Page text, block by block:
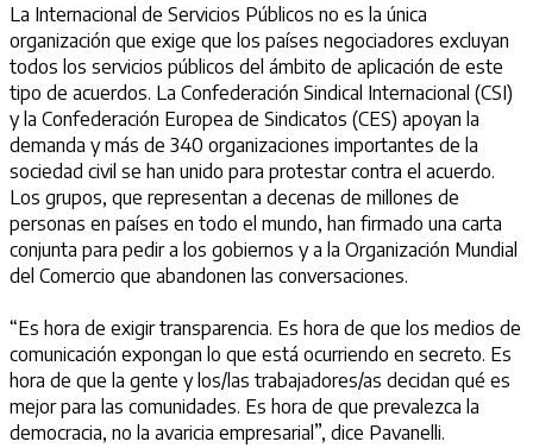
La Internacional de Servicios Públicos no es la única
organización que exige que los países negociadores excluyan
todos los servicios públicos del ámbito de aplicación de este
tipo de acuerdos. La Confederación Sindical Internacional (CSI)
y la Confederación Europea de Sindicatos (CES) apoyan la
demanda y más de 340 organizaciones importantes de la
sociedad civil se han unido para protestar contra el acuerdo.
Los grupos, que representan a decenas de millones de
personas en países en todo el mundo, han firmado una carta
conjunta para pedir a los gobiernos y a la Organización Mundial
del Comercio que abandonen las conversaciones.
“Es hora de exigir transparencia. Es hora de que los medios de
comunicación expongan lo que está ocurriendo en secreto. Es
hora de que la gente y los/las trabajadores/as decidan qué es
mejor para las comunidades. Es hora de que prevalezca la
democracia, no la avaricia empresarial”, dice Pavanelli.